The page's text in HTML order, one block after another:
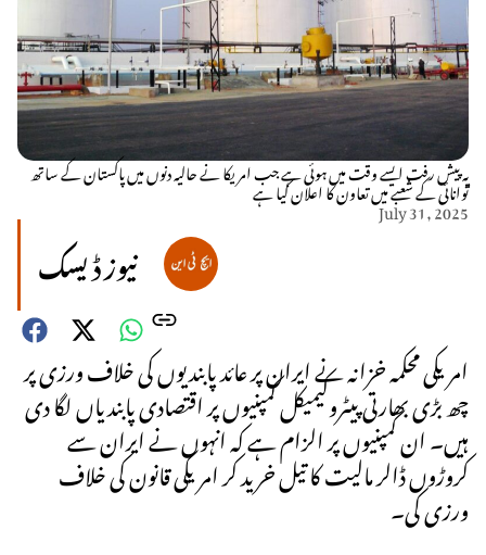
یہ پیش رفت ایسے وقت میں ہوئی ہے جب امریکا نے حالیہ دنوں میں پاکستان کے ساتھ
توانائی کے شعبے میں تعاون کا اعلان کیا ہے
July 31, 2025
نیوز ڈیسک
امریکی محکمہ خزانہ نے ایران پر عائد پابندیوں کی خلاف ورزی پر
چھ بڑی بھارتی پیٹروکیمیکل کمپنیوں پر اقتصادی پابندیاں لگا دی
ہیں۔ ان کمپنیوں پر الزام ہے کہ انہوں نے ایران سے
کروڑوں ڈالر مالیت کا تیل خرید کر امریکی قانون کی خلاف
ورزی کی۔